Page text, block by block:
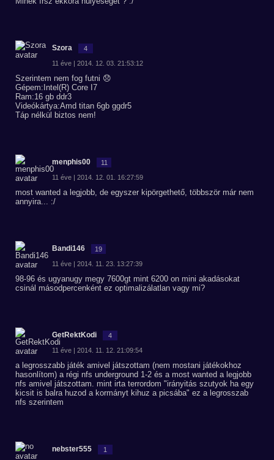
Szora 4
11 éve | 2014. 12. 03. 21:53:12
Szerintem nem fog futni 😞
Gépem:Intel(R) Core I7
Ram:16 gb ddr3
Videókártya:Amd titan 6gb ggdr5
Táp nélkül biztos nem!
menphis00 11
11 éve | 2014. 12. 01. 16:27:59
most wanted a legjobb, de egyszer kipörgethető, többször már nem
annyira... :/
Bandi146 19
11 éve | 2014. 11. 23. 13:27:39
98-96 és ugyanugy megy 7600gt mint 6200 on mini akadásokat
csinál másodpercenként ez optimalizálatlan vagy mi?
GetRektKodi 4
11 éve | 2014. 11. 12. 21:09:54
a legrosszabb játék amivel játszottam (nem mostani játékokhoz
hasonlítom) a régi nfs underground 1-2 és a most wanted a legjobb
nfs amivel játszottam. mint irta terrordom "irányitás szutyok ha egy
kicsit is balra huzod a kormányt kihuz a picsába" ez a legrosszab
nfs szerintem
nebster555 1